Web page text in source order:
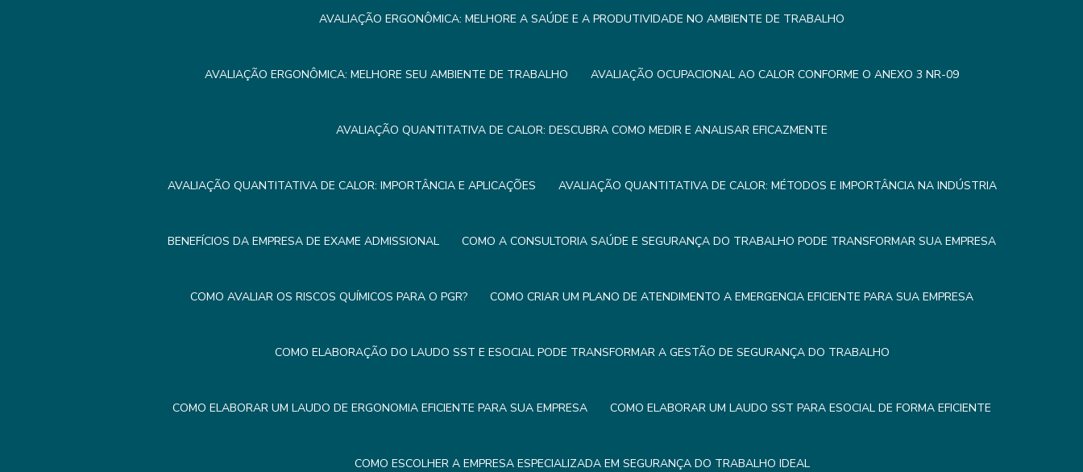
AVALIAÇÃO ERGONÔMICA: MELHORE A SAÚDE E A PRODUTIVIDADE NO AMBIENTE DE TRABALHO
AVALIAÇÃO ERGONÔMICA: MELHORE SEU AMBIENTE DE TRABALHO AVALIAÇÃO OCUPACIONAL AO CALOR CONFORME O ANEXO 3 NR-09
AVALIAÇÃO QUANTITATIVA DE CALOR: DESCUBRA COMO MEDIR E ANALISAR EFICAZMENTE
AVALIAÇÃO QUANTITATIVA DE CALOR: IMPORTÂNCIA E APLICAÇÕES AVALIAÇÃO QUANTITATIVA DE CALOR: MÉTODOS E IMPORTÂNCIA NA INDÚSTRIA
BENEFÍCIOS DA EMPRESA DE EXAME ADMISSIONAL COMO A CONSULTORIA SAÚDE E SEGURANÇA DO TRABALHO PODE TRANSFORMAR SUA EMPRESA
COMO AVALIAR OS RISCOS QUÍMICOS PARA O PGR? COMO CRIAR UM PLANO DE ATENDIMENTO A EMERGENCIA EFICIENTE PARA SUA EMPRESA
COMO ELABORAÇÃO DO LAUDO SST E ESOCIAL PODE TRANSFORMAR A GESTÃO DE SEGURANÇA DO TRABALHO
COMO ELABORAR UM LAUDO DE ERGONOMIA EFICIENTE PARA SUA EMPRESA COMO ELABORAR UM LAUDO SST PARA ESOCIAL DE FORMA EFICIENTE
COMO ESCOLHER A EMPRESA ESPECIALIZADA EM SEGURANÇA DO TRABALHO IDEAL